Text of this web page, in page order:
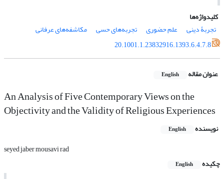
کلیدواژه‌ها
تجربۀ دینی
علم حضوری تجربه‌های حسی
مکاشفه‌های عرفانی
20.1001.1.23832916.1393.6.4.7.8
عنوان مقاله English
An Analysis of Five Contemporary Views on the
Objectivity and the Validity of Religious Experiences
نویسنده English
seyed jaber mousavi rad
چکیده
English